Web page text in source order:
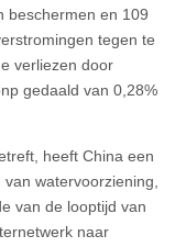
beschermen en 109
tegen te
verliezen door
gedaald van 0,28%
heeft China een
watervoorziening,
van de looptijd van
naar